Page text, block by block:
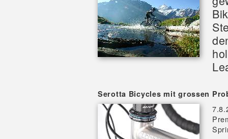
Serotta Bicycles mit grossen